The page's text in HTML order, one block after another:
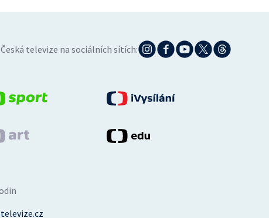
Česká televize na sociálních sítích: